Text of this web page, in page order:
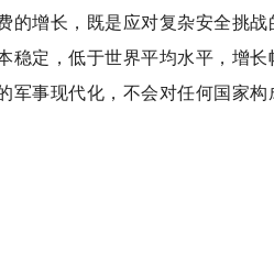
增长，既是应对复杂安全挑战
定，低于世界平均水平，增
事现代化，不会对任何国家